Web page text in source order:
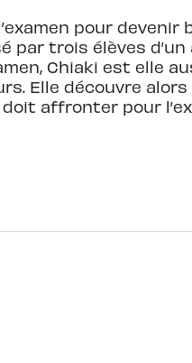
pour devenir
par trois élèves
Chiaki est elle
Elle découvre alors
affronter pour